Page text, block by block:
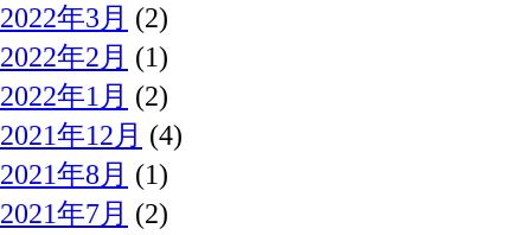
2022年3月 (2)
2022年2月 (1)
2022年1月 (2)
2021年12月 (4)
2021年8月 (1)
2021年7月 (2)